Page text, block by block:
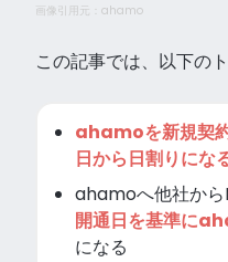
画像引用元：ahamo
この記事では、以下の
ahamoを新規契
日から日割りにな
ahamoへ他社から
開通日を基準に
になる